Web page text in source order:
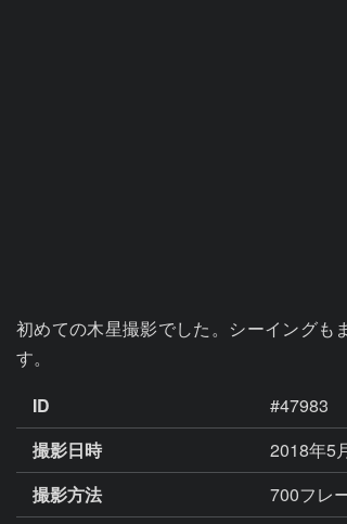
初めての木星撮影でした。シーイングも
す。
ID
#47983
撮影日時
2018年5
撮影方法
700フレ